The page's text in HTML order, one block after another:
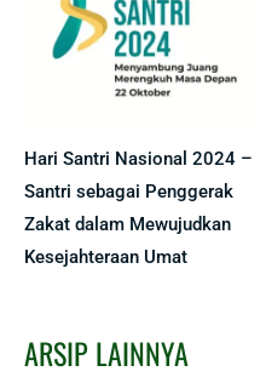
Hari Santri Nasional 2024 –
Santri sebagai Penggerak
Zakat dalam Mewujudkan
Kesejahteraan Umat
ARSIP LAINNYA